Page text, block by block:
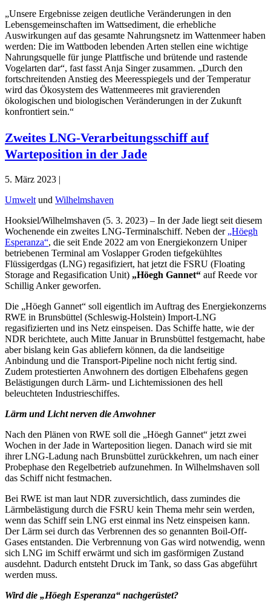
„Unsere Ergebnisse zeigen deutliche Veränderungen in den
Lebensgemeinschaften im Wattsediment, die erhebliche
Auswirkungen auf das gesamte Nahrungsnetz im Wattenmeer haben
werden: Die im Wattboden lebenden Arten stellen eine wichtige
Nahrungsquelle für junge Plattfische und brütende und rastende
Vogelarten dar“, fast fasst Anja Singer zusammen. „Durch den
fortschreitenden Anstieg des Meeresspiegels und der Temperatur
wird das Ökosystem des Wattenmeeres mit gravierenden
ökologischen und biologischen Veränderungen in der Zukunft
konfrontiert sein.“
Zweites LNG-Verarbeitungsschiff auf
Warteposition in der Jade
5. März 2023 |
Umwelt und Wilhelmshaven
Hooksiel/Wilhelmshaven (5. 3. 2023) – In der Jade liegt seit diesem
Wochenende ein zweites LNG-Terminalschiff. Neben der „Höegh
Esperanza“, die seit Ende 2022 am von Energiekonzern Uniper
betriebenen Terminal am Voslapper Groden tiefgekühltes
Flüssigerdgas (LNG) regasifiziert, hat jetzt die FSRU (Floating
Storage and Regasification Unit) „Höegh Gannet“ auf Reede vor
Schillig Anker geworfen.
Die „Höegh Gannet“ soll eigentlich im Auftrag des Energiekonzerns
RWE in Brunsbüttel (Schleswig-Holstein) Import-LNG
regasifizierten und ins Netz einspeisen. Das Schiffe hatte, wie der
NDR berichtete, auch Mitte Januar in Brunsbüttel festgemacht, habe
aber bislang kein Gas abliefern können, da die landseitige
Anbindung und die Transport-Pipeline noch nicht fertig sind.
Zudem protestierten Anwohnern des dortigen Elbehafens gegen
Belästigungen durch Lärm- und Lichtemissionen des hell
beleuchteten Industrieschiffes.
Lärm und Licht nerven die Anwohner
Nach den Plänen von RWE soll die „Höegh Gannet“ jetzt zwei
Wochen in der Jade in Warteposition liegen. Danach wird sie mit
ihrer LNG-Ladung nach Brunsbüttel zurückkehren, um nach einer
Probephase den Regelbetrieb aufzunehmen. In Wilhelmshaven soll
das Schiff nicht festmachen.
Bei RWE ist man laut NDR zuversichtlich, dass zumindes die
Lärmbelästigung durch die FSRU kein Thema mehr sein werden,
wenn das Schiff sein LNG erst einmal ins Netz einspeisen kann.
Der Lärm sei durch das Verbrennen des so genannten Boil-Off-
Gases entstanden. Die Verbrennung von Gas wird notwendig, wenn
sich LNG im Schiff erwärmt und sich im gasförmigen Zustand
ausdehnt. Dadurch entsteht Druck im Tank, so dass Gas abgeführt
werden muss.
Wird die „Höegh Esperanza“ nachgerüstet?